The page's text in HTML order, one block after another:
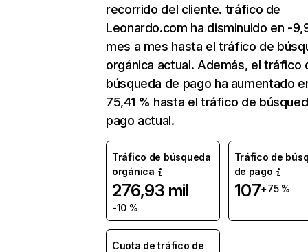
recorrido del cliente. tráfico de
Leonardo.com ha disminuido en -
mes a mes hasta el tráfico de
orgánica actual. Además, el tráfico
búsqueda de pago ha aumentado
75,41 % hasta el tráfico de
pago actual.
Tráfico de búsqueda
orgánica
276,93 mil
-10 %
Tráfico de
de pago
107+75 %
Cuota de tráfico de